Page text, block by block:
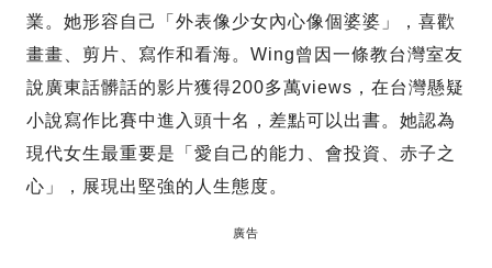
業。她形容自己「外表像少女內心像個婆婆」，喜歡
畫畫、剪片、寫作和看海。Wing曾因一條教台灣室友
說廣東話髒話的影片獲得200多萬views，在台灣懸疑
小說寫作比賽中進入頭十名，差點可以出書。她認為
現代女生最重要是「愛自己的能力、會投資、赤子之
心」，展現出堅強的人生態度。
廣告